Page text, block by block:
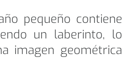
pequeño contiene
un laberinto, lo
imagen geométrica